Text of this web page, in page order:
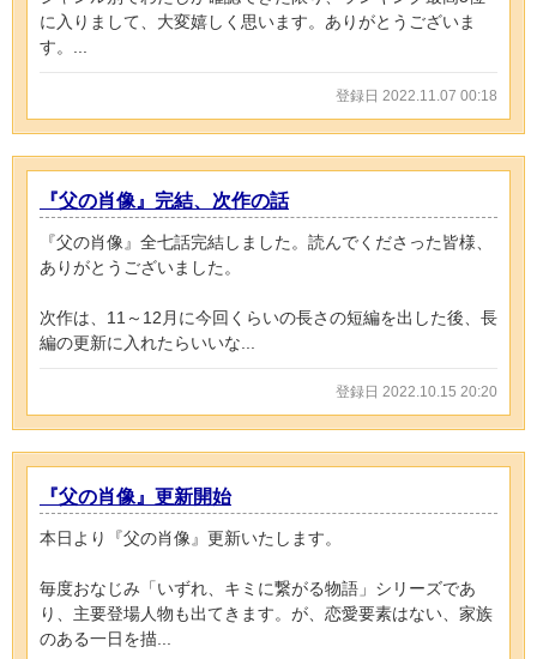
に入りまして、大変嬉しく思います。ありがとうございま
す。...
登録日 2022.11.07 00:18
『父の肖像』完結、次作の話
『父の肖像』全七話完結しました。読んでくださった皆様、
ありがとうございました。
次作は、11～12月に今回くらいの長さの短編を出した後、長
編の更新に入れたらいいな...
登録日 2022.10.15 20:20
『父の肖像』更新開始
本日より『父の肖像』更新いたします。
毎度おなじみ「いずれ、キミに繋がる物語」シリーズであ
り、主要登場人物も出てきます。が、恋愛要素はない、家族
のある一日を描...